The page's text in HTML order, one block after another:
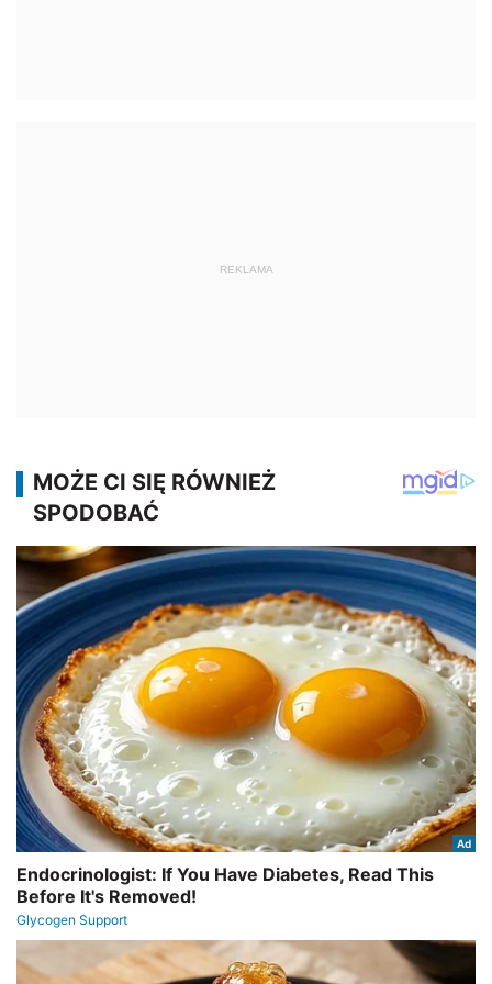
REKLAMA